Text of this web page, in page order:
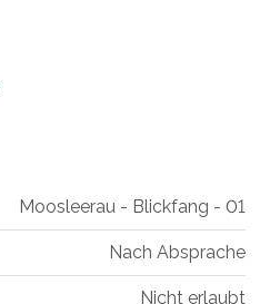
Moosleerau - Blickfang - 01
Nach Absprache
Nicht erlaubt